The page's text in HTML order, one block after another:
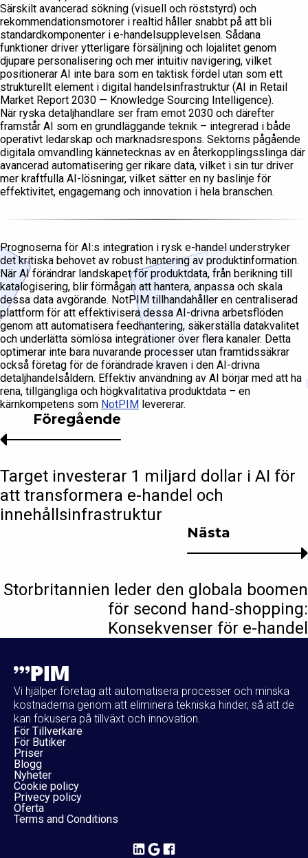
Särskilt avancerad sökning (visuell och röststyrd) och
rekommendationsmotorer i realtid håller snabbt på att bli
standardkomponenter i e-handelsupplevelsen. Sådana
funktioner driver ytterligare försäljning och lojalitet genom
djupare personalisering och mer intuitiv navigering, vilket
positionerar AI inte bara som en taktisk fördel utan som ett
strukturellt element i digital handelsinfrastruktur (AI in Retail
Market Report 2030 — Knowledge Sourcing Intelligence).
När ryska detaljhandlare ser fram emot 2030 och därefter
framstår AI som en grundläggande teknik – integrerad i både
operativt ledarskap och marknadsrespons. Sektorns pågående
digitala omvandling kännetecknas av en återkopplingsslinga där
avancerad automatisering ger rikare data, vilket i sin tur driver
mer kraftfulla AI-lösningar, vilket sätter en ny baslinje för
effektivitet, engagemang och innovation i hela branschen.
Prognoserna för AI:s integration i rysk e-handel understryker
det kritiska behovet av robust hantering av produktinformation.
När AI förändrar landskapet för produktdata, från berikning till
katalogisering, blir förmågan att hantera, anpassa och skala
dessa data avgörande. NotPIM tillhandahåller en centraliserad
plattform för att effektivisera dessa AI-drivna arbetsflöden
genom att automatisera feedhantering, säkerställa datakvalitet
och underlätta sömlösa integrationer över flera kanaler. Detta
optimerar inte bara nuvarande processer utan framtidssäkrar
också företag för de förändrade kraven i den AI-drivna
detaljhandelsåldern. Effektiv användning av AI börjar med att ha
rena, tillgängliga och högkvalitativa produktdata – en
kärnkompetens som NotPIM levererar.
Nästa
Storbritannien leder den globala boomen
för second hand-shopping:
Konsekvenser för e-handel
Föregående
Target investerar 1 miljard dollar i AI för
att transformera e-handel och
innehållsinfrastruktur
Vi hjälper företag att automatisera processer och minska
kostnaderna genom att eliminera tekniska hinder, så att de
kan fokusera på tillväxt och innovation.
För Tillverkare
För Butiker
Priser
Blogg
Nyheter
Cookie policy
Privecy policy
Oferta
Terms and Conditions